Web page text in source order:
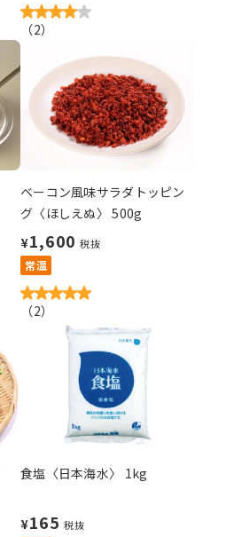
（2）
ベーコン風味サラダトッピン
グ〈ほしえぬ〉 500g
¥1,600 税抜
常温
（2）
食塩〈日本海水〉 1kg
¥165 税抜